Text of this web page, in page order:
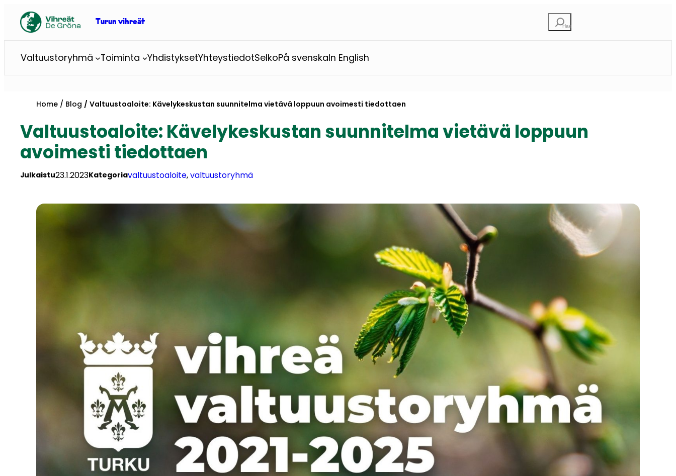
content
Turun vihreät Etsi
Valtuustoryhmä Toiminta YhdistyksetYhteystiedotSelkoPå svenskaIn English
Home Blog Valtuustoaloite: Kävelykeskustan suunnitelma vietävä loppuun avoimesti tiedottaen
Valtuustoaloite: Kävelykeskustan suunnitelma vietävä loppuun
avoimesti tiedottaen
Julkaistu23.1.2023Kategoriavaltuustoaloite, valtuustoryhmä